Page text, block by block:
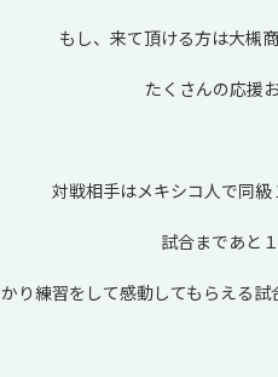
もし、来て頂ける方は大槻
たくさんの応援
対戦相手はメキシコ人で同級
試合まであと
り練習をして感動してもらえる